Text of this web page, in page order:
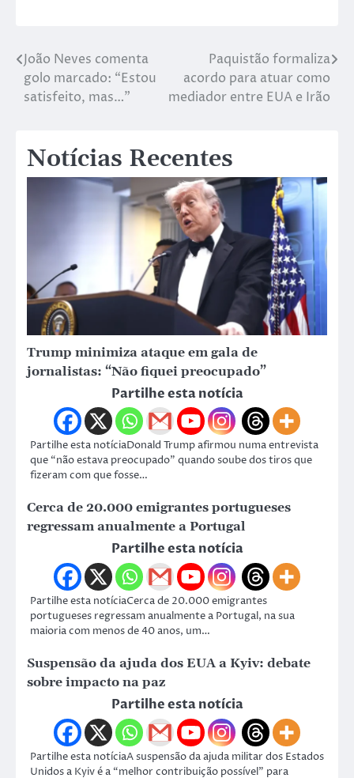
João Neves comenta
golo marcado: “Estou
satisfeito, mas…”
Paquistão formaliza
acordo para atuar como
mediador entre EUA e Irão
Notícias Recentes
Trump minimiza ataque em gala de
jornalistas: “Não fiquei preocupado”
Partilhe esta notícia
Partilhe esta notíciaDonald Trump afirmou numa entrevista
que “não estava preocupado” quando soube dos tiros que
fizeram com que fosse…
Cerca de 20.000 emigrantes portugueses
regressam anualmente a Portugal
Partilhe esta notícia
Partilhe esta notíciaCerca de 20.000 emigrantes
portugueses regressam anualmente a Portugal, na sua
maioria com menos de 40 anos, um…
Suspensão da ajuda dos EUA a Kyiv: debate
sobre impacto na paz
Partilhe esta notícia
Partilhe esta notíciaA suspensão da ajuda militar dos Estados
Unidos a Kyiv é a “melhor contribuição possível” para